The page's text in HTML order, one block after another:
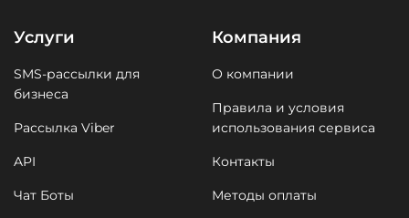
Услуги
SMS-рассылки для
бизнеса
Рассылка Viber
API
Чат Боты
Компания
О компании
Правила и условия
использования сервиса
Контакты
Методы оплаты